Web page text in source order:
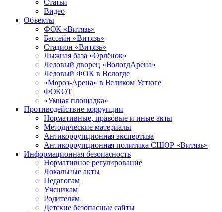
Статьи
Видео
Объекты
ФОК «Витязь»
Бассейн «Витязь»
Стадион «Витязь»
Лыжная база «Орлёнок»
Ледовый дворец «ВологдАрена»
Ледовый ФОК в Вологде
«Мороз-Арена» в Великом Устюге
ФОКОТ
«Умная площадка»
Противодействие коррупции
Нормативные, правовые и иные акты
Методические материалы
Антикоррупционная экспертиза
Антикоррупционная политика СШОР «Витязь»
Информационная безопасность
Нормативное регулирование
Локальные акты
Педагогам
Ученикам
Родителям
Детские безопасные сайты